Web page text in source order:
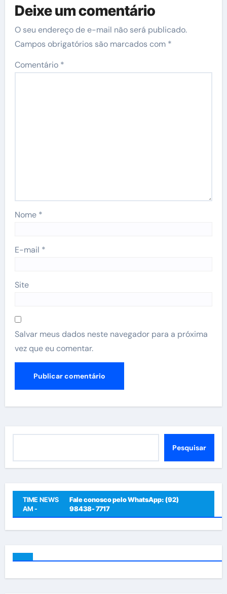
Deixe um comentário
O seu endereço de e-mail não será publicado.
Campos obrigatórios são marcados com *
Comentário *
Nome *
E-mail *
Site
Salvar meus dados neste navegador para a próxima
vez que eu comentar.
Pesquisar
TIME NEWS
AM -
Fale conosco pelo WhatsApp: (92)
98438- 7717